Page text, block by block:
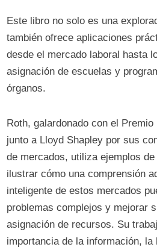
Este libro no solo es una
también ofrece aplicaciones
desde el mercado laboral hasta
asignación de escuelas y
órganos.
Roth, galardonado con el
junto a Lloyd Shapley por sus
de mercados, utiliza ejemplos
ilustrar cómo una comprensión
inteligente de estos mercados
problemas complejos y mejorar
asignación de recursos. Su
importancia de la información, la